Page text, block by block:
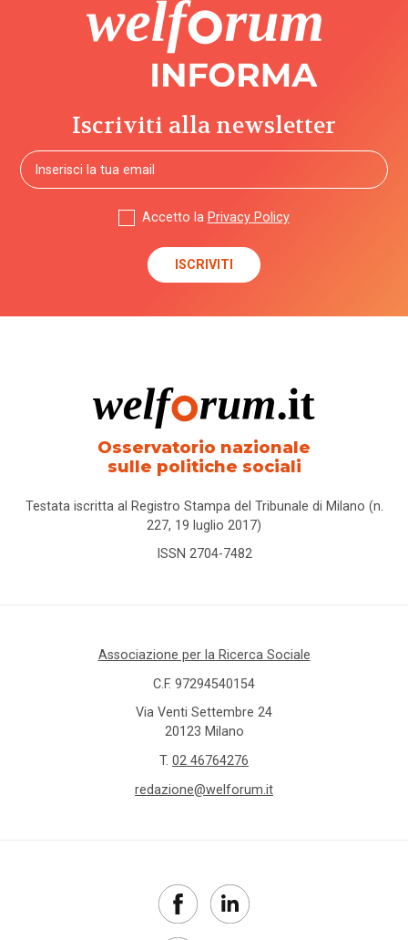
Iscriviti alla newsletter
Accetto la Privacy Policy
Osservatorio nazionale
sulle politiche sociali
Testata iscritta al Registro Stampa del Tribunale di Milano (n.
227, 19 luglio 2017)
ISSN 2704-7482
Associazione per la Ricerca Sociale
C.F. 97294540154
Via Venti Settembre 24
20123 Milano
T. 02 46764276
redazione@welforum.it